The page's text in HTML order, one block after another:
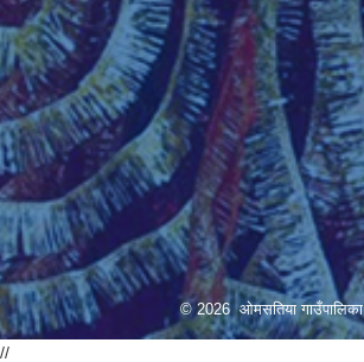
© 2026 ओमसतिया गाउँपालिका
//